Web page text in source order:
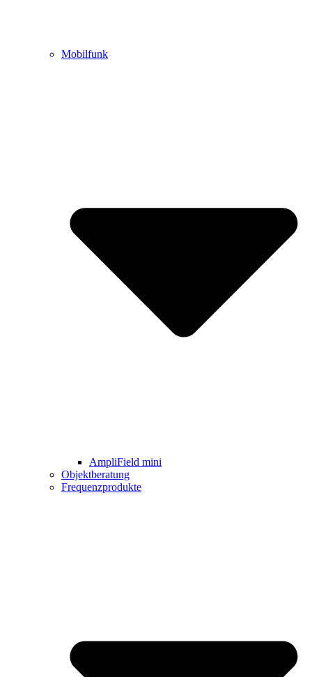
Mobilfunk
AmpliField mini
Objektberatung
Frequenzprodukte